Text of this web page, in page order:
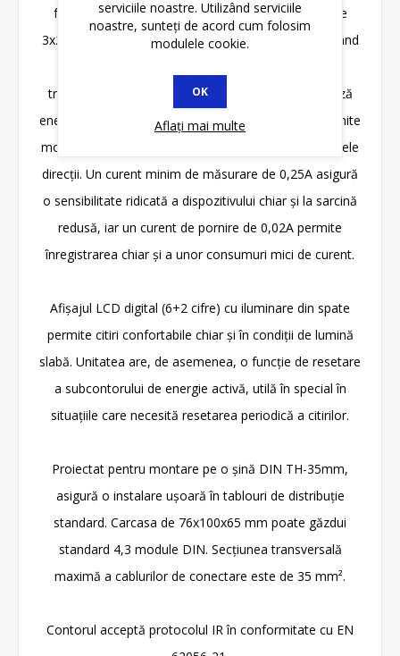
funcționează în sisteme cu o tensiune nominală de
3x230V sau 400V AC și o frecvență de 50Hz, permițând
transformatoare de curent. Dispozitivul înregistrează
energia activă, consumată și emisă. Acest lucru permite
monitorizarea completă a fluxului de energie în ambele
direcții. Un curent minim de măsurare de 0,25A asigură
o sensibilitate ridicată a dispozitivului chiar și la sarcină
redusă, iar un curent de pornire de 0,02A permite
înregistrarea chiar și a unor consumuri mici de curent.
Afișajul LCD digital (6+2 cifre) cu iluminare din spate
permite citiri confortabile chiar și în condiții de lumină
slabă. Unitatea are, de asemenea, o funcție de resetare
a subcontorului de energie activă, utilă în special în
situațiile care necesită resetarea periodică a citirilor.
Proiectat pentru montare pe o șină DIN TH-35mm,
asigură o instalare ușoară în tablouri de distribuție
standard. Carcasa de 76x100x65 mm poate găzdui
standard 4,3 module DIN. Secțiunea transversală
maximă a cablurilor de conectare este de 35 mm².
Contorul acceptă protocolul IR în conformitate cu EN
serviciile noastre. Utilizând serviciile
noastre, sunteți de acord cum folosim
modulele cookie.
OK
Aflați mai multe